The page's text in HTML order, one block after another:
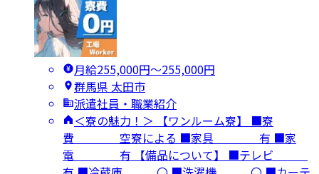
月給255,000円〜255,000円
群馬県 太田市
派遣社員・職業紹介
＜寮の魅力！＞ 【ワンルーム寮】 ■寮
費 空寮による ■家具 有 ■家
電 有 【備品について】 ■テレビ